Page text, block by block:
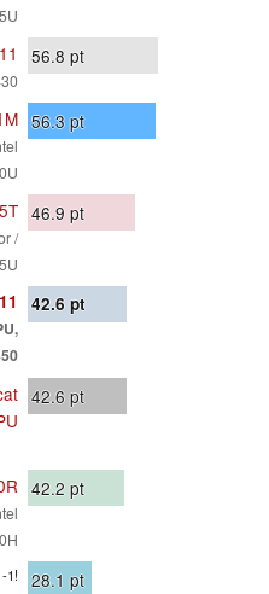
56.8 pt
56.3pt
/
46.9 pt
42.6 pt
42.6 pt
42.2 pt
-1! 28.1 pt